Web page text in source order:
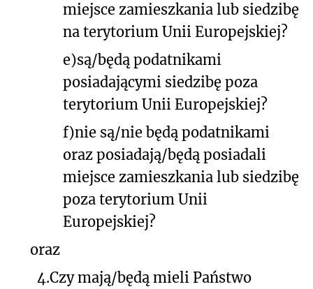
miejsce zamieszkania lub siedzibę
na terytorium Unii Europejskiej?
e)są/będą podatnikami
posiadającymi siedzibę poza
terytorium Unii Europejskiej?
f)nie są/nie będą podatnikami
oraz posiadają/będą posiadali
miejsce zamieszkania lub siedzibę
poza terytorium Unii
Europejskiej?
oraz
4.Czy mają/będą mieli Państwo